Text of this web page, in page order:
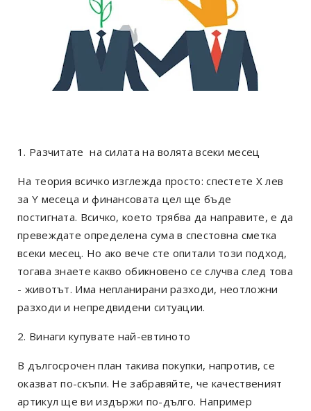
1. Разчитате на силата на волята всеки месец
На теория всичко изглежда просто: спестете X лев
за Y месеца и финансовата цел ще бъде
постигната. Всичко, което трябва да направите, е да
превеждате определена сума в спестовна сметка
всеки месец. Но ако вече сте опитали този подход,
тогава знаете какво обикновено се случва след това
- животът. Има непланирани разходи, неотложни
разходи и непредвидени ситуации.
2. Винаги купувате най-евтиното
В дългосрочен план такива покупки, напротив, се
оказват по-скъпи. Не забравяйте, че качественият
артикул ще ви издържи по-дълго. Например